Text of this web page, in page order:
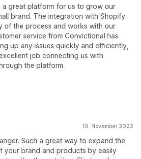
a great platform for us to grow our
brand. The integration with Shopify
of the process and works with our
service from Convictional has
up any issues quickly and efficiently,
job connecting us with
the platform.
10. November 2023
Such a great way to expand the
your brand and products by easily